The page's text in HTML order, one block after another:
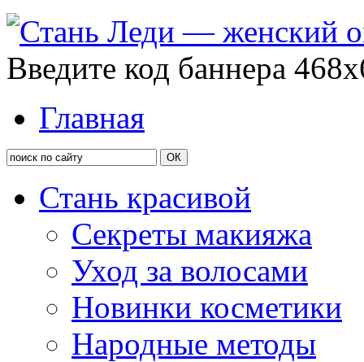
Введите код баннера
Главная
Стань красивой
Секреты макияжа
Уход за волосами
Новинки косметики
Народные методы